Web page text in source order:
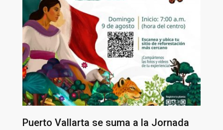
Puerto Vallarta se suma a la Jornada